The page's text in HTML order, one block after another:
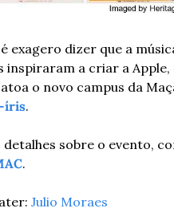
exagero dizer que a
inspiraram a criar a Apple,
o novo campus da
íris.
detalhes sobre o evento,
.
Julio Moraes